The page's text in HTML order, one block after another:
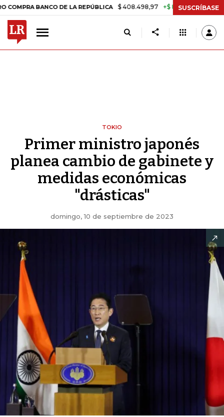
BANCO DE LA REPÚBLICA $ 408.498,97 +$ 8.753,81 +2,19%
SUSCRÍBASE
TOKIO
Primer ministro japonés
planea cambio de gabinete y
medidas económicas
"drásticas"
domingo, 10 de septiembre de 2023